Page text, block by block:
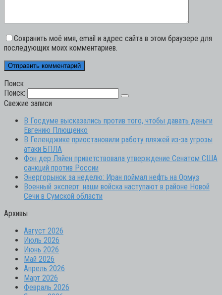
Сохранить моё имя, email и адрес сайта в этом браузере для
последующих моих комментариев.
Поиск
Поиск:
Свежие записи
В Госдуме высказались против того, чтобы давать деньги
Евгению Плющенко
В Геленджике приостановили работу пляжей из-за угрозы
атаки БПЛА
Фон дер Ляйен приветствовала утверждение Сенатом США
санкций против России
Энергорынок за неделю: Иран поймал нефть на Ормуз
Военный эксперт: наши войска наступают в районе Новой
Сечи в Сумской области
Архивы
Август 2026
Июль 2026
Июнь 2026
Май 2026
Апрель 2026
Март 2026
Февраль 2026